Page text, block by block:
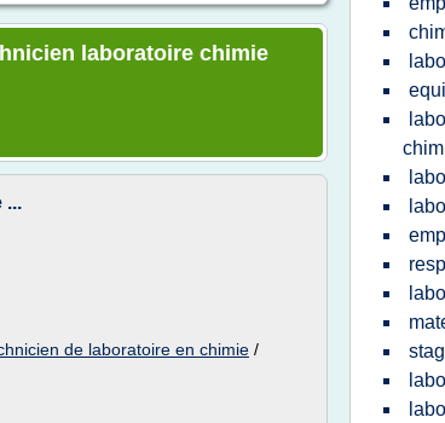
laboratoire chimie
...
de laboratoire en chimie /